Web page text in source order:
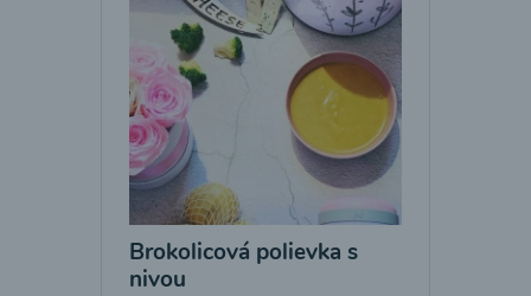
Brokolicová polievka s
nivou